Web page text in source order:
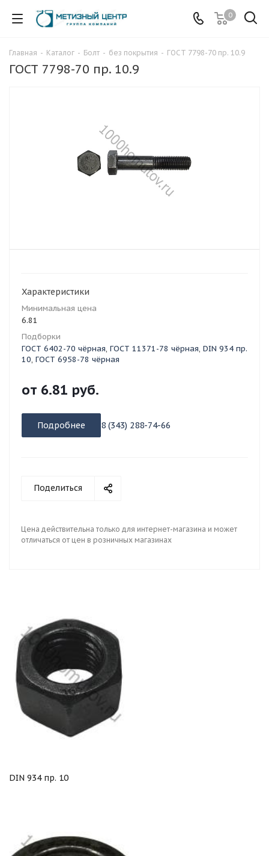
0
Главная - Каталог - Болт - без покрытия - ГОСТ 7798-70 пр. 10.9
ГОСТ 7798-70 пр. 10.9
Характеристики
Минимальная цена
6.81
Подборки
ГОСТ 6402-70 чёрная, ГОСТ 11371-78 чёрная, DIN 934 пр.
10, ГОСТ 6958-78 чёрная
от 6.81 руб.
Подробнее 8 (343) 288-74-66
Поделиться
Цена действительна только для интернет-магазина и может
отличаться от цен в розничных магазинах
DIN 934 пр. 10